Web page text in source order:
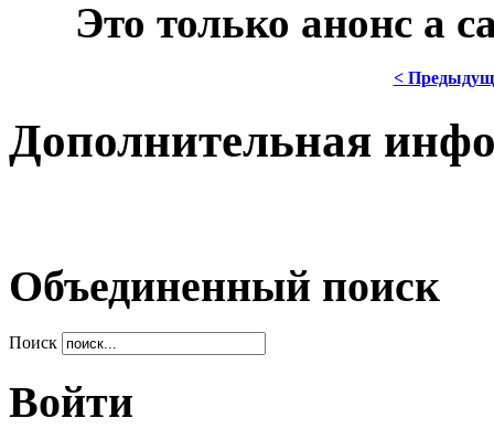
Это только анонс а
<
Дополнительная
Объединенный поиск
Поиск
Войти